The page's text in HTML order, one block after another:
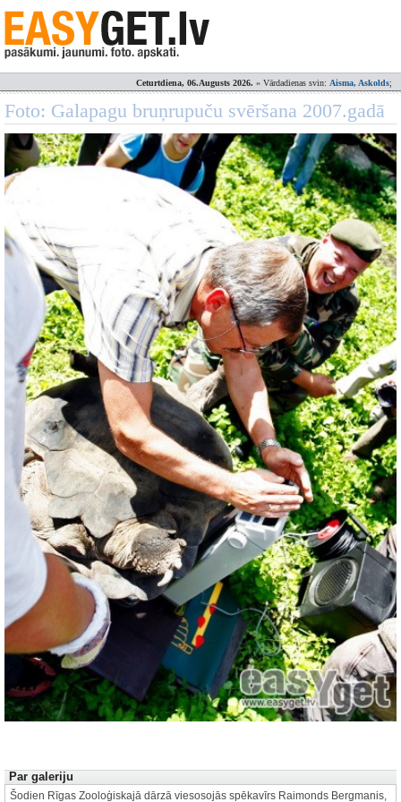
Ceturtdiena, 06.Augusts 2026. » Vārdadienas svin: Aisma, Askolds;
Foto: Galapagu bruņrupuču svēršana 2007.gadā
Autors: Juris Zariņš 1 no 21
Par galeriju
Šodien Rīgas Zooloģiskajā dārzā viesosojās spēkavīrs Raimonds Bergmanis,